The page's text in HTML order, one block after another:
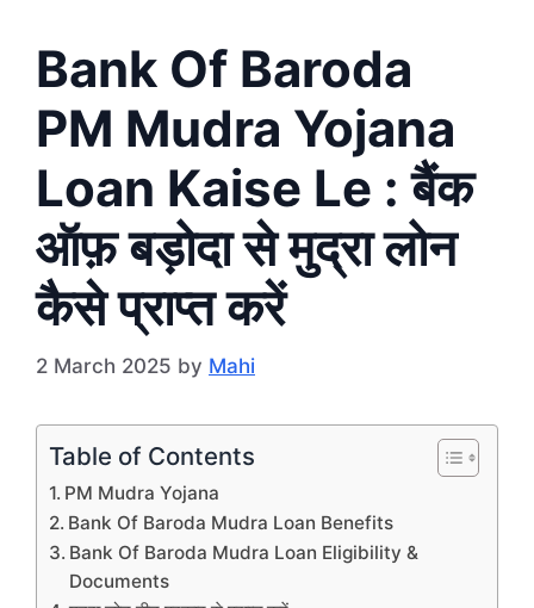
Bank Of Baroda
PM Mudra Yojana
Loan Kaise Le : बैंक
ऑफ़ बड़ोदा से मुद्रा लोन
कैसे प्राप्त करें
2 March 2025 by Mahi
Table of Contents
PM Mudra Yojana
Bank Of Baroda Mudra Loan Benefits
Bank Of Baroda Mudra Loan Eligibility &
Documents